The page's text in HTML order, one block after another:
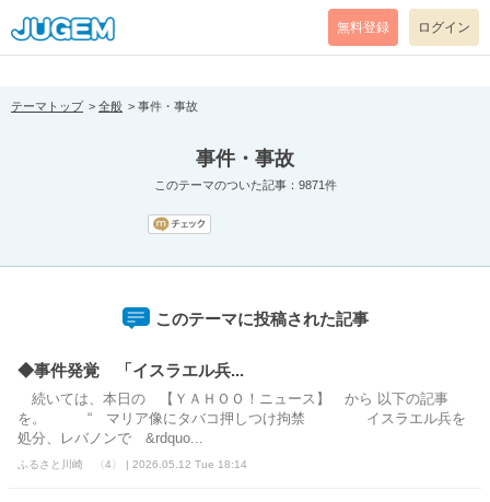
[pear_error: message="Success" code=0 mode=return level=notice
prefix="" info=""]
無料登録 ログイン
テーマトップ 全般 事件・事故
事件・事故
このテーマのついた記事：9871件
このテーマに投稿された記事
◆事件発覚 「イスラエル兵...
続いては、本日の 【ＹＡＨＯＯ！ニュース】 から 以下の記事
を。 “ マリア像にタバコ押しつけ拘禁 イスラエル兵を
処分、レバノンで &rdquo...
ふるさと川崎 〈4〉 | 2026.05.12 Tue 18:14